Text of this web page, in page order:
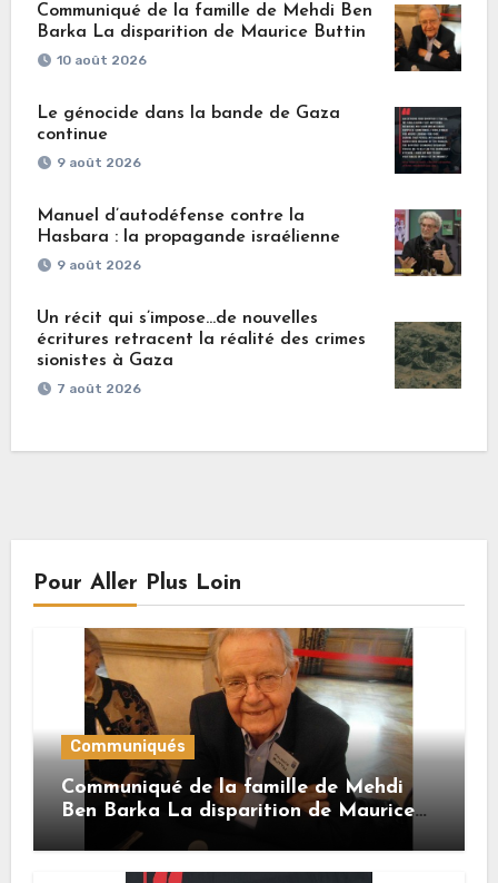
Communiqué de la famille de Mehdi Ben
Barka La disparition de Maurice Buttin
10 août 2026
Le génocide dans la bande de Gaza
continue
9 août 2026
Manuel d’autodéfense contre la
Hasbara : la propagande israélienne
9 août 2026
Un récit qui s’impose…de nouvelles
écritures retracent la réalité des crimes
sionistes à Gaza
7 août 2026
Pour Aller Plus Loin
Communiqués
Communiqué de la famille de Mehdi
Ben Barka La disparition de Maurice